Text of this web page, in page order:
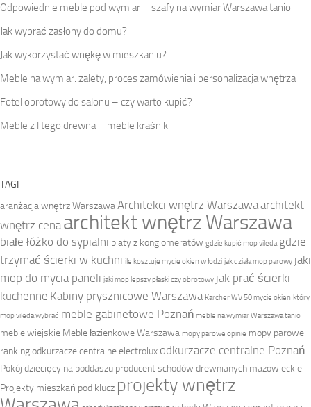
Odpowiednie meble pod wymiar – szafy na wymiar Warszawa tanio
Jak wybrać zasłony do domu?
Jak wykorzystać wnękę w mieszkaniu?
Meble na wymiar: zalety, proces zamówienia i personalizacja wnętrza
Fotel obrotowy do salonu – czy warto kupić?
Meble z litego drewna – meble kraśnik
TAGI
aranżacja wnętrz WarszawaArchitekci wnętrz Warszawaarchitekt
wnętrz cena architekt wnętrz Warszawa
białe łóżko do sypialni blaty z konglomeratów gdzie kupić mop vileda gdzie
trzymać ścierki w kuchni ile kosztuje mycie okien w łodzi jak działa mop parowy jaki
mop do mycia paneli jaki mop lepszy płaski czy obrotowy jak prać ścierki
kuchenne Kabiny prysznicowe Warszawa Karcher WV 50 mycie okien który
mop vileda wybrać meble gabinetowe Poznań meble na wymiar Warszawa tanio
meble wiejskie Meble łazienkowe Warszawa mopy parowe opinie mopy parowe
rankingodkurzacze centralne electrolux odkurzacze centralne Poznań
Pokój dziecięcy na poddaszu producent schodów drewnianych mazowieckie
Projekty mieszkań pod klucz projekty wnętrz